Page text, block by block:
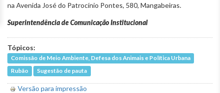
na Avenida José do Patrocínio Pontes, 580, Mangabeiras.
Superintendência de Comunicação Institucional
Tópicos:
Comissão de Meio Ambiente, Defesa dos Animais e Política Urbana
Rubão
Sugestão de pauta
Versão para impressão